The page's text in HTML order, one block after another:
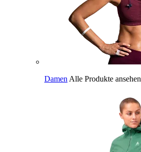
Damen Alle Produkte ansehen